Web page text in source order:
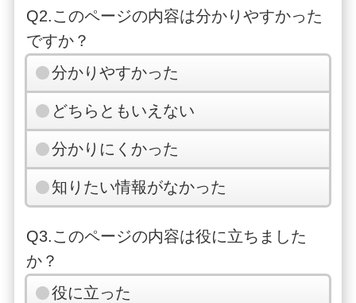
Q2.このページの内容は分かりやすかった
ですか？
分かりやすかった
どちらともいえない
分かりにくかった
知りたい情報がなかった
Q3.このページの内容は役に立ちました
か？
役に立った